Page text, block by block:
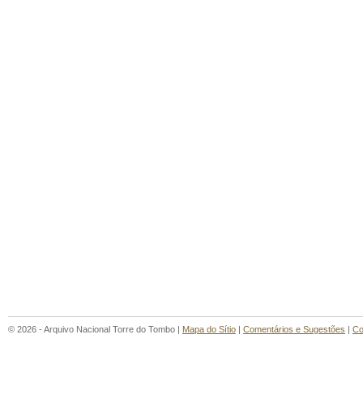
© 2026 - Arquivo Nacional Torre do Tombo | Mapa do Sítio | Comentários e Sugestões |